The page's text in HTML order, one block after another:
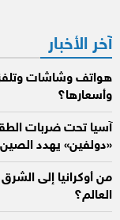
آخر الأخبار
هواتف وشاشات
وأسعارها؟
«دولفين» يهدد الصين
من أوكرانيا إلى
العالم؟